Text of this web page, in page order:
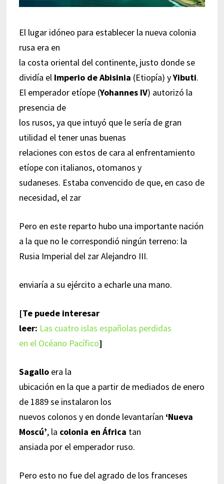
El lugar idóneo para establecer la nueva colonia
rusa era en
la costa oriental del continente, justo donde se
dividía el Imperio de Abisinia (Etiopía) yYibuti.
El emperador etíope (Yohannes IV) autorizó la
presencia de
los rusos, ya que intuyó que le sería de gran
utilidad el tener unas buenas
relaciones con estos de cara al enfrentamiento
etíope con italianos, otomanos y
sudaneses. Estaba convencido de que, en caso de
necesidad, el zar
Pero en este reparto hubo una importante nación
a la que no le correspondió ningún terreno: la
Rusia Imperial del zar Alejandro III.
enviaría a su ejército a echarle una mano.
[Te puede interesar
leer: Las cuatro islas españolas perdidas
en el Océano Pacífico]
Sagalloera la
ubicación en la que a partir de mediados de enero
de 1889 se instalaron los
nuevos colonos y en donde levantarían ‘Nueva
Moscú’, la colonia en África tan
ansiada por el emperador ruso.
Pero esto no fue del agrado de los franceses